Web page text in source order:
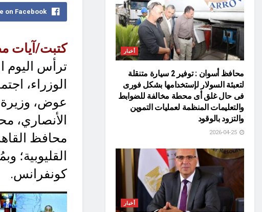
on Facebook
كتبت/آيات
ترأس
الوزراء،
عوض، وزيرة
الأنصاري،
محافظ
القليوبية؛
كونفرانس.
أخبار
محافظ أسوان : توفير 2 سيارة متنقلة
لتعبئة السولار لإستخدامها بشكل فورى
فى حال غلق أى محطة مخالفة للضوابط
والتعليمات المنظمة لعمليات التموين
والتزود بالوقود
أخبار